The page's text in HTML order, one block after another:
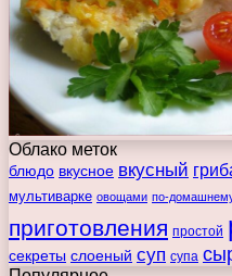
Облако меток
блюдо вкусное вкусный
мультиварке овощами по-
приготовления простой
секреты слоеный суп супа